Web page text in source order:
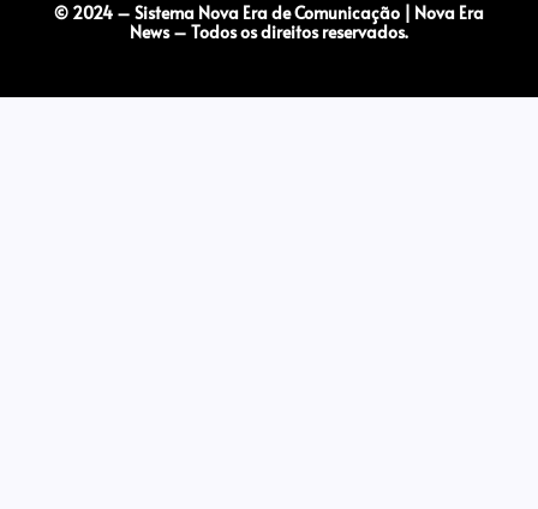
© 2024 – Sistema Nova Era de Comunicação | Nova Era
News – Todos os direitos reservados.